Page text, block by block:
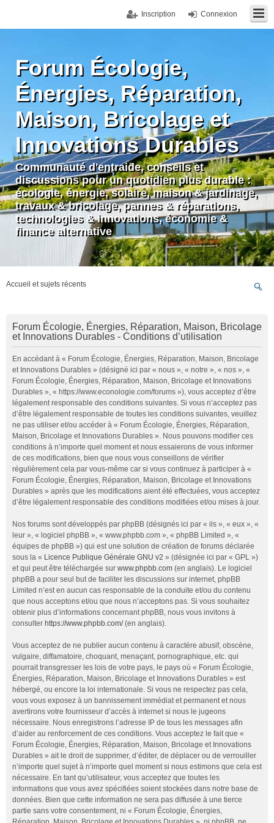
Connexion
Inscription
Forum Écologie,
Énergies, Réparation,
Maison, Bricolage et
Innovations Durables
Communauté d'entraide, conseils et
discussions pour un quotidien plus durable :
écologie, énergie, solaire, maison & jardinage,
travaux & bricolage, pannes & réparations,
technologies & innovations, économie &
finance alternative
Accueil et sujets récents
Forum Écologie, Énergies, Réparation, Maison, Bricolage
et Innovations Durables - Conditions d’utilisation
En accédant à « Forum Écologie, Énergies, Réparation, Maison, Bricolage
et Innovations Durables » (désigné ici par « nous », « notre », « nos », «
Forum Écologie, Énergies, Réparation, Maison, Bricolage et Innovations
Durables », « https://www.econologie.com/forums »), vous acceptez d’être
légalement responsable des conditions suivantes. Si vous n’acceptez pas
d’être légalement responsable de toutes les conditions suivantes, veuillez
ne pas utiliser et/ou accéder à « Forum Écologie, Énergies, Réparation,
Maison, Bricolage et Innovations Durables ». Nous pouvons modifier ces
conditions à n’importe quel moment et nous essaierons de vous informer
de ces modifications, bien que nous vous conseillons de vérifier
régulièrement cela par vous-même car si vous continuez à participer à «
Forum Écologie, Énergies, Réparation, Maison, Bricolage et Innovations
Durables » après que les modifications aient été effectuées, vous acceptez
d’être légalement responsable des conditions modifiées et/ou mises à jour.
Nos forums sont développés par phpBB (désignés ici par « ils », « eux », «
leur », « logiciel phpBB », « www.phpbb.com », « phpBB Limited », «
équipes de phpBB ») qui est une solution de création de forums déclarée
sous la « Licence Publique Générale GNU v2 » (désignée ici par « GPL »)
et qui peut être téléchargée sur www.phpbb.com (en anglais). Le logiciel
phpBB a pour seul but de faciliter les discussions sur internet, phpBB
Limited n’est en aucun cas responsable de la conduite et/ou du contenu
que nous acceptons et/ou que nous n’acceptons pas. Si vous souhaitez
obtenir plus d’informations concernant phpBB, nous vous invitons à
consulter https://www.phpbb.com/(en anglais).
Vous acceptez de ne publier aucun contenu à caractère abusif, obscène,
vulgaire, diffamatoire, choquant, menaçant, pornographique, etc. qui
pourrait transgresser les lois de votre pays, le pays où « Forum Écologie,
Énergies, Réparation, Maison, Bricolage et Innovations Durables » est
hébergé, ou encore la loi internationale. Si vous ne respectez pas cela,
vous vous exposez à un bannissement immédiat et permanent et nous
avertirons votre fournisseur d’accès à internet si nous le jugeons
nécessaire. Nous enregistrons l’adresse IP de tous les messages afin
d’aider au renforcement de ces conditions. Vous acceptez le fait que «
Forum Écologie, Énergies, Réparation, Maison, Bricolage et Innovations
Durables » ait le droit de supprimer, d’éditer, de déplacer ou de verrouiller
n’importe quel sujet à n’importe quel moment si nous estimons que cela est
nécessaire. En tant qu’utilisateur, vous acceptez que toutes les
informations que vous avez spécifiées soient stockées dans notre base de
données. Bien que cette information ne sera pas diffusée à une tierce
partie sans votre consentement, ni « Forum Écologie, Énergies,